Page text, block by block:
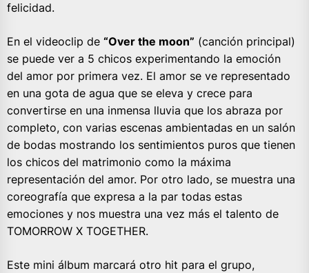
felicidad.
En el videoclip de “Over the moon” (canción principal)
se puede ver a 5 chicos experimentando la emoción
del amor por primera vez. El amor se ve representado
en una gota de agua que se eleva y crece para
convertirse en una inmensa lluvia que los abraza por
completo, con varias escenas ambientadas en un salón
de bodas mostrando los sentimientos puros que tienen
los chicos del matrimonio como la máxima
representación del amor. Por otro lado, se muestra una
coreografía que expresa a la par todas estas
emociones y nos muestra una vez más el talento de
TOMORROW X TOGETHER.
Este mini álbum marcará otro hit para el grupo,